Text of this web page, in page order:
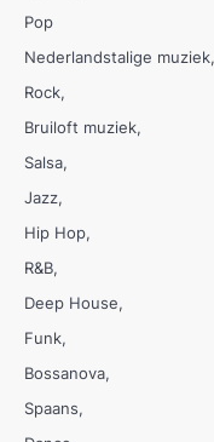
Pop
Nederlandstalige muziek
Rock
Bruiloft muziek
Salsa
Jazz
Hip Hop
R&B
Deep House
Funk
Bossanova
Spaans